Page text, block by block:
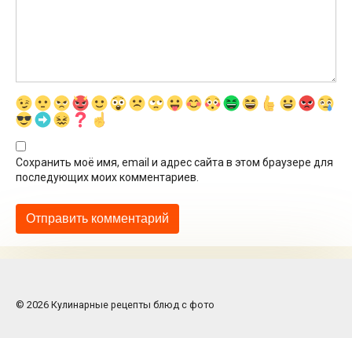
Сохранить моё имя, email и адрес сайта в этом браузере для
последующих моих комментариев.
© 2026 Кулинарные рецепты блюд с фото